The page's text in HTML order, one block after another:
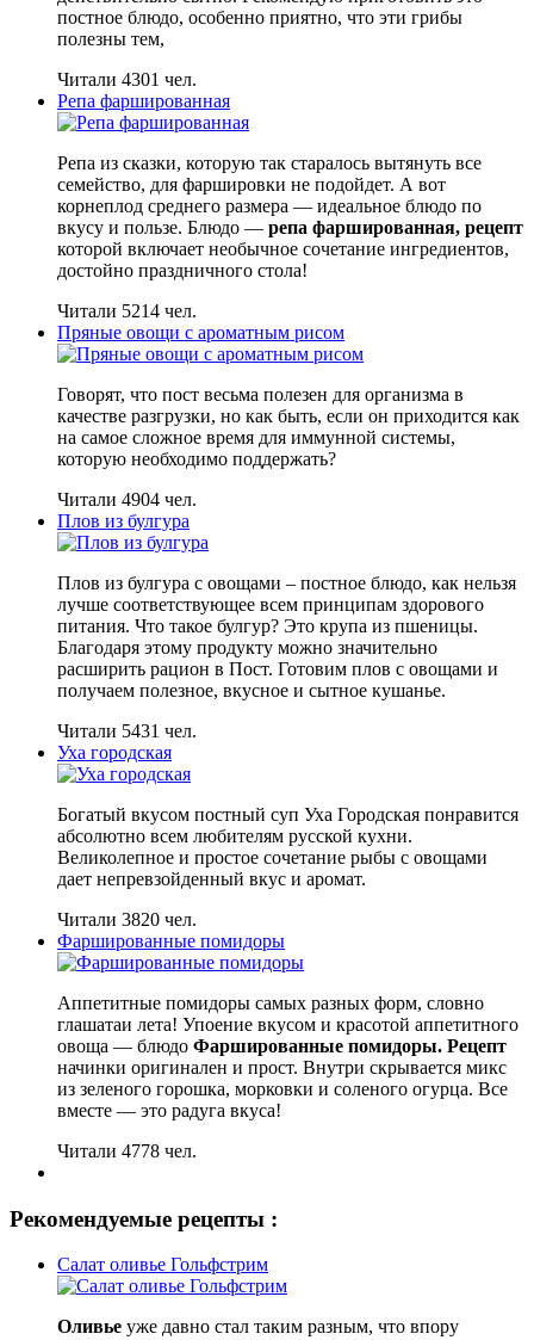
постное блюдо, особенно приятно, что эти грибы
полезны тем,
Читали 4301 чел.
Репа фаршированная
Репа из сказки, которую так старалось вытянуть все
семейство, для фаршировки не подойдет. А вот
корнеплод среднего размера — идеальное блюдо по
вкусу и пользе. Блюдо — репа фаршированная, рецепт
которой включает необычное сочетание ингредиентов,
достойно праздничного стола!
Читали 5214 чел.
Пряные овощи с ароматным рисом
Говорят, что пост весьма полезен для организма в
качестве разгрузки, но как быть, если он приходится как
на самое сложное время для иммунной системы,
которую необходимо поддержать?
Читали 4904 чел.
Плов из булгура
Плов из булгура с овощами – постное блюдо, как нельзя
лучше соответствующее всем принципам здорового
питания. Что такое булгур? Это крупа из пшеницы.
Благодаря этому продукту можно значительно
расширить рацион в Пост. Готовим плов с овощами и
получаем полезное, вкусное и сытное кушанье.
Читали 5431 чел.
Уха городская
Богатый вкусом постный суп Уха Городская понравится
абсолютно всем любителям русской кухни.
Великолепное и простое сочетание рыбы с овощами
дает непревзойденный вкус и аромат.
Читали 3820 чел.
Фаршированные помидоры
Аппетитные помидоры самых разных форм, словно
глашатаи лета! Упоение вкусом и красотой аппетитного
овоща — блюдо Фаршированные помидоры. Рецепт
начинки оригинален и прост. Внутри скрывается микс
из зеленого горошка, морковки и соленого огурца. Все
вместе — это радуга вкуса!
Читали 4778 чел.
Рекомендуемые рецепты :
Салат оливье Гольфстрим
Оливье уже давно стал таким разным, что впору